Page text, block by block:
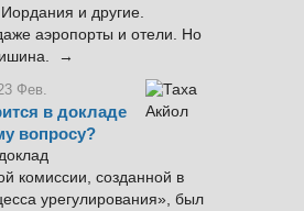
и другие.
аэропорты и отели. Но
→
Фев.
в докладе
вопросу?
комиссии, созданной в
урегулирования», был